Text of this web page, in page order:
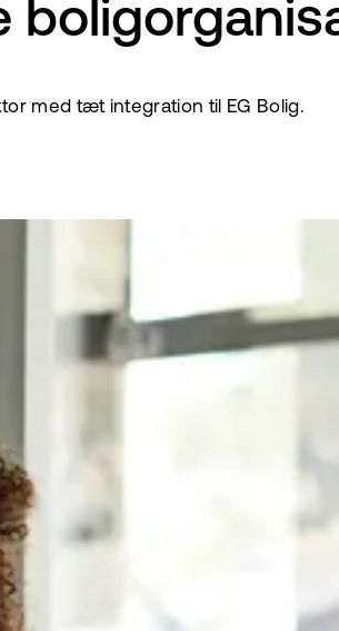
med tæt integration til EG Bolig.